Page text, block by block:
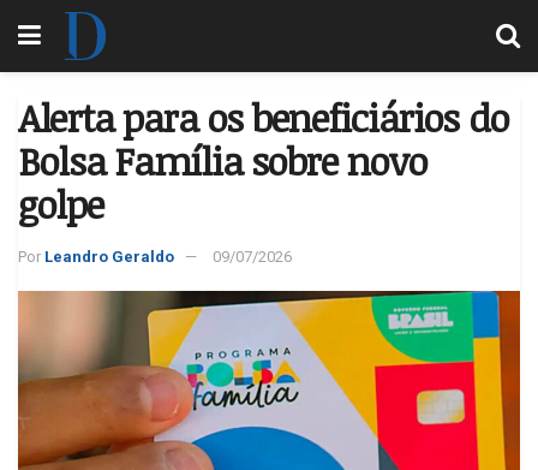
Alerta para os beneficiários do
Bolsa Família sobre novo
golpe
Por Leandro Geraldo 09/07/2026